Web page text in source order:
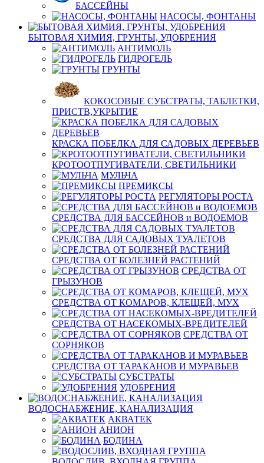
БАССЕЙНЫ
НАСОСЫ, ФОНТАНЫ
БЫТОВАЯ ХИМИЯ, ГРУНТЫ, УДОБРЕНИЯ
АНТИМОЛЬ
ГИДРОГЕЛЬ
ГРУНТЫ
КОКОСОВЫЕ СУБСТРАТЫ, ТАБЛЕТКИ,
ПРИСТВ,УКРЫТИЕ
КРАСКА ПОБЕЛКА ДЛЯ САДОВЫХ ДЕРЕВЬЕВ
КРОТООТПУГИВАТЕЛИ, СВЕТИЛЬНИКИ
МУЛЬЧА
ПРЕМИКСЫ
РЕГУЛЯТОРЫ РОСТА
СРЕДСТВА ДЛЯ БАССЕЙНОВ и ВОДОЕМОВ
СРЕДСТВА ДЛЯ САДОВЫХ ТУАЛЕТОВ
СРЕДСТВА ОТ БОЛЕЗНЕЙ РАСТЕНИЙ
СРЕДСТВА ОТ
ГРЫЗУНОВ
СРЕДСТВА ОТ КОМАРОВ, КЛЕЩЕЙ, МУХ
СРЕДСТВА ОТ НАСЕКОМЫХ-ВРЕДИТЕЛЕЙ
СРЕДСТВА ОТ
СОРНЯКОВ
СРЕДСТВА ОТ ТАРАКАНОВ И МУРАВЬЕВ
СУБСТРАТЫ
УДОБРЕНИЯ
ВОДОСНАБЖЕНИЕ, КАНАЛИЗАЦИЯ
АКВАТЕК
АНИОН
БОДИНА